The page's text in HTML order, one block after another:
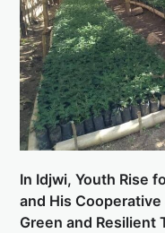
In Idjwi, Youth Rise
and His Cooperative
Green and Resilient